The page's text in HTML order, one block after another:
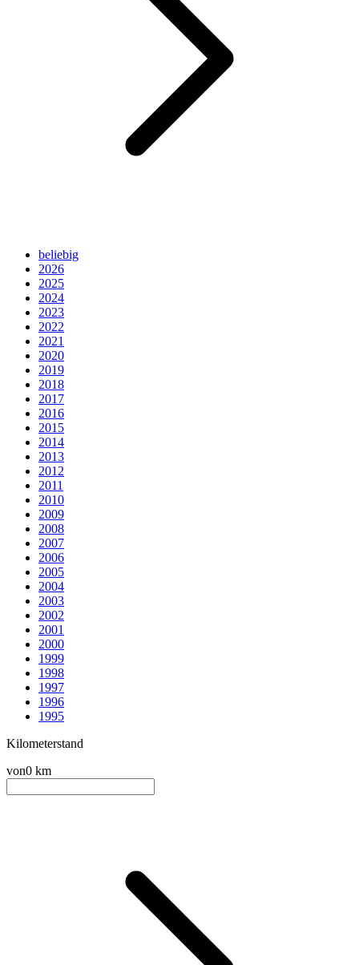
beliebig
2026
2025
2024
2023
2022
2021
2020
2019
2018
2017
2016
2015
2014
2013
2012
2011
2010
2009
2008
2007
2006
2005
2004
2003
2002
2001
2000
1999
1998
1997
1996
1995
Kilometerstand
von0 km